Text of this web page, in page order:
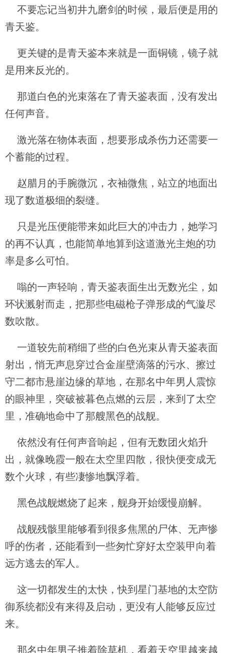
不要忘记当初井九磨剑的时候，最后便是用的
青天鉴。
更关键的是青天鉴本来就是一面铜镜，镜子就
是用来反光的。
那道白色的光束落在了青天鉴表面，没有发出
任何声音。
激光落在物体表面，想要形成杀伤力还需要一
个蓄能的过程。
赵腊月的手腕微沉，衣袖微焦，站立的地面出
现了数道极细的裂缝。
只是光压便能带来如此巨大的冲击力，她学习
的再不认真，也能简单地算到这道激光主炮的功
率是多么可怕。
嗡的一声轻响，青天鉴表面生出无数光尘，如
环状溅射而走，把那些电磁枪子弹形成的气漩尽
数吹散。
一道较先前稍细了些的白色光束从青天鉴表面
射出，悄无声息穿过合金崖壁滴落的污水、擦过
守二都市悬崖边缘的草地，在那名中年男人震惊
的眼神里，突破被暮色点燃的云层，来到了太空
里，准确地命中了那艘黑色的战舰。
依然没有任何声音响起，但有无数团火焰升
出，就像晚霞一般在太空里四散，很快便变成无
数个火球，有些凄惨地飘浮着。
黑色战舰燃烧了起来，舰身开始缓慢崩解。
战舰残骸里能够看到很多焦黑的尸体、无声惨
呼的伤者，还能看到一些匆忙穿好太空装甲向着
远方逃去的军人。
这一切都发生的太快，快到星门基地的太空防
御系统都没有来得及启动，更没有人能够反应过
来。
那名中年男子推着除草机，看着天空里越来越